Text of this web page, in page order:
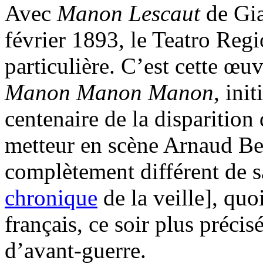
Avec Manon Lescautde
février 1893, le Teatro
particulière. C’est cette
Manon Manon Manon,
centenaire de la
metteur en scène Arnaud
complètement différent de
chronique de la veille],
français, ce soir plus
d’avant-guerre.